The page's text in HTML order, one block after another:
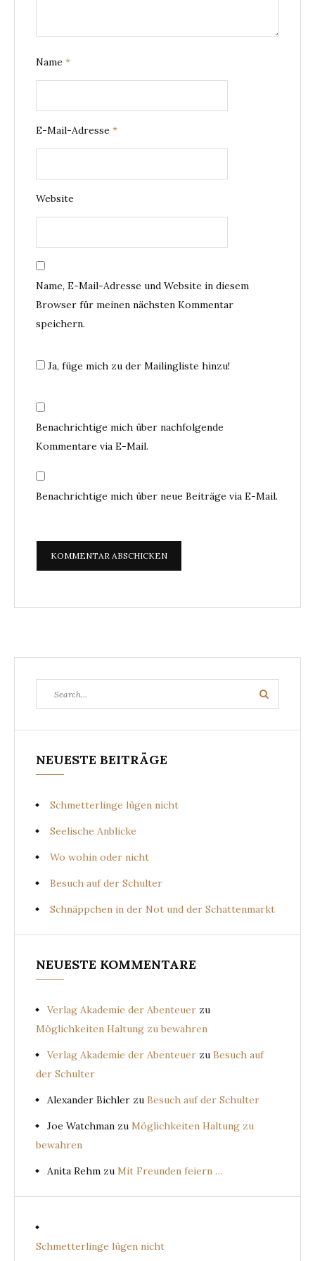
Name *
E-Mail-Adresse *
Website
Name, E-Mail-Adresse und Website in diesem
Browser für meinen nächsten Kommentar
speichern.
Ja, füge mich zu der Mailingliste hinzu!
Benachrichtige mich über nachfolgende
Kommentare via E-Mail.
Benachrichtige mich über neue Beiträge via E-Mail.
for:
Search
NEUESTE BEITRÄGE
Schmetterlinge lügen nicht
Seelische Anblicke
Wo wohin oder nicht
Besuch auf der Schulter
Schnäppchen in der Not und der Schattenmarkt
NEUESTE KOMMENTARE
Verlag Akademie der Abenteuer zu
Möglichkeiten Haltung zu bewahren
Verlag Akademie der Abenteuer zu Besuch auf
der Schulter
Alexander Bichler zu Besuch auf der Schulter
Joe Watchman zu Möglichkeiten Haltung zu
bewahren
Anita Rehm zu Mit Freunden feiern …
Schmetterlinge lügen nicht